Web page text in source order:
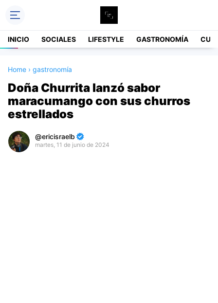
INICIO SOCIALES LIFESTYLE GASTRONOMÍA
Home › gastronomía
Doña Churrita lanzó sabor
maracumango con sus churros
estrellados
ericisraelb
martes, 11 de junio de 2024